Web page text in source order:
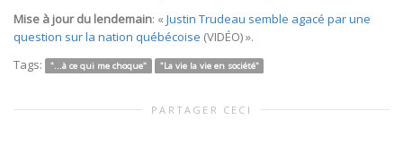
Mise à jour du lendemain: « Justin Trudeau semble agacé par une
question sur la nation québécoise (VIDÉO) ».
Tags:
"...à ce qui me choque" "La vie la vie en société"
PARTAGER CECI